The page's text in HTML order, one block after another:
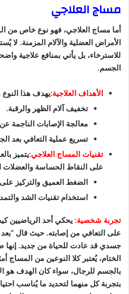
مساج العلاجي
أما مساج العلاجي، فهو نوع خاص من
الأمراض العضلية والآلام المزمنة. لا
للاسترخاء، بل يأتي بمنافع علاجية
الجسم.
الأهداف العلاجية:يهدف هذا
تخفيف آلام الظهر والرقبة.
معالجة الإصابات الناجمة
تسريع عملية التعافي بعد
تقنيات المساج العلاجي:يتميز
على النقاط الحساسة والعضلات
الضغط العميق والتركيز
استخدام تقنيات الشد
تجربة شخصية: يحكي أحد الرياضيين
على التعافي من إصابته. حيث قال
جسدي قد عادت للحياة من جديد.
الختام، يُعتبر كلا النوعين من المساج
بالجسم للرجال، سواء كان الهدف هو
بتجربة كل منهما لتحديد ما يُناسب